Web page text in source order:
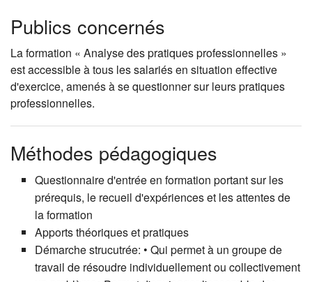
Publics concernés
La formation « Analyse des pratiques professionnelles »
est accessible à tous les salariés en situation effective
d'exercice, amenés à se questionner sur leurs pratiques
professionnelles.
Méthodes pédagogiques
Questionnaire d'entrée en formation portant sur les
prérequis, le recueil d'expériences et les attentes de
la formation
Apports théoriques et pratiques
Démarche strucutrée: • Qui permet à un groupe de
travail de résoudre individuellement ou collectivement